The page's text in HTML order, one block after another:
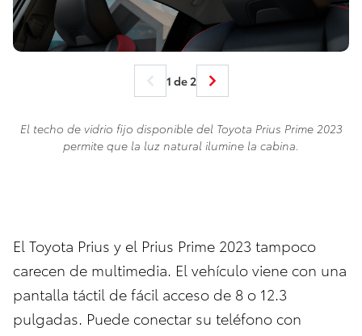
1 de 2
El techo de vidrio fijo disponible del Toyota Prius Prime 2023
permite que la luz natural ilumine la cabina.
El Toyota Prius y el Prius Prime 2023 tampoco
carecen de multimedia. El vehículo viene con una
pantalla táctil de fácil acceso de 8 o 12.3
pulgadas. Puede conectar su teléfono con